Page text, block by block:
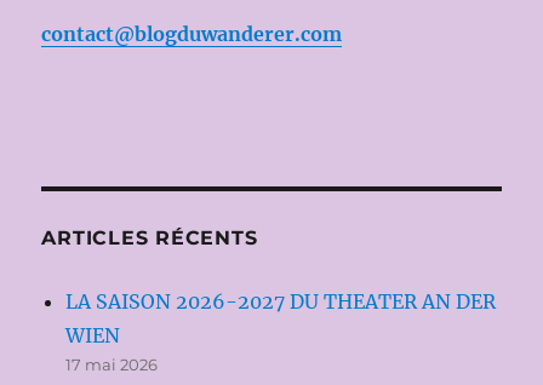
contact@blogduwanderer.com
ARTICLES RÉCENTS
LA SAISON 2026-2027 DU THEATER AN DER
WIEN
17 mai 2026